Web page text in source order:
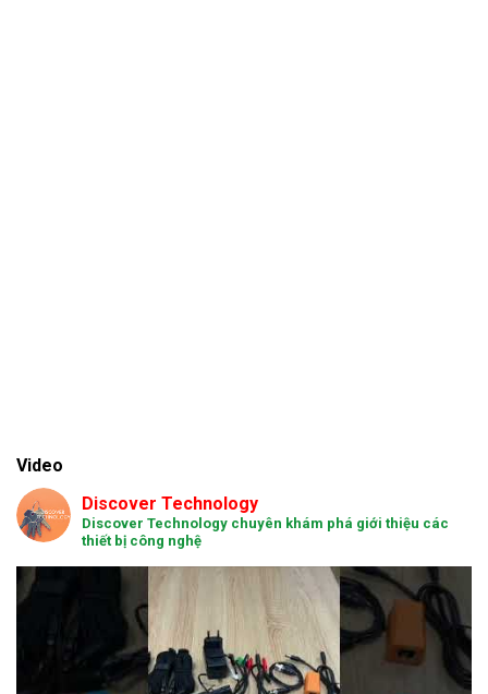
Video
Discover Technology
Discover Technology chuyên khám phá giới thiệu các
thiết bị công nghệ